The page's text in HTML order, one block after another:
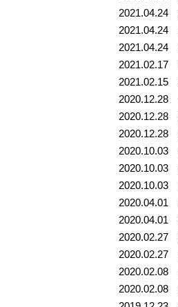
2021.04.24
2021.04.24
2021.04.24
2021.02.17
2021.02.15
2020.12.28
2020.12.28
2020.12.28
2020.10.03
2020.10.03
2020.10.03
2020.04.01
2020.04.01
2020.02.27
2020.02.27
2020.02.08
2020.02.08